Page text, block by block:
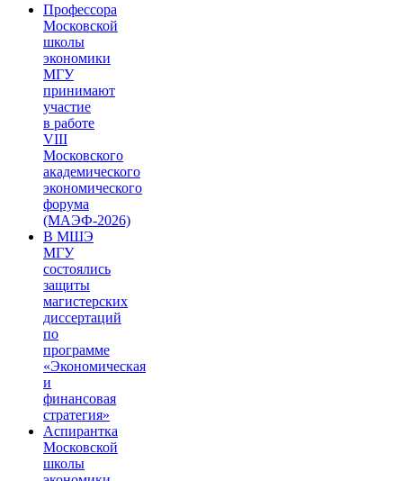
Профессора
Московской
школы
экономики
МГУ
принимают
участие
в работе
VIII
Московского
академического
экономического
форума
(МАЭФ-2026)
В МШЭ
МГУ
состоялись
защиты
магистерских
диссертаций
по
программе
«Экономическая
и
финансовая
стратегия»
Аспирантка
Московской
школы